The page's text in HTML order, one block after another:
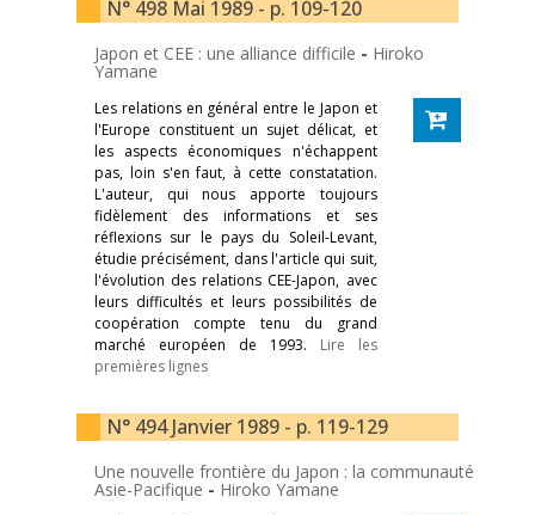
N° 498 Mai 1989 - p. 109-120
Japon et CEE : une alliance difficile - Hiroko
Yamane
Les relations en général entre le Japon et
l'Europe constituent un sujet délicat, et
les aspects économiques n'échappent
pas, loin s'en faut, à cette constatation.
L'auteur, qui nous apporte toujours
fidèlement des informations et ses
réflexions sur le pays du Soleil-Levant,
étudie précisément, dans l'article qui suit,
l'évolution des relations CEE-Japon, avec
leurs difficultés et leurs possibilités de
coopération compte tenu du grand
marché européen de 1993. Lire les
premières lignes
N° 494 Janvier 1989 - p. 119-129
Une nouvelle frontière du Japon : la communauté
Asie-Pacifique - Hiroko Yamane